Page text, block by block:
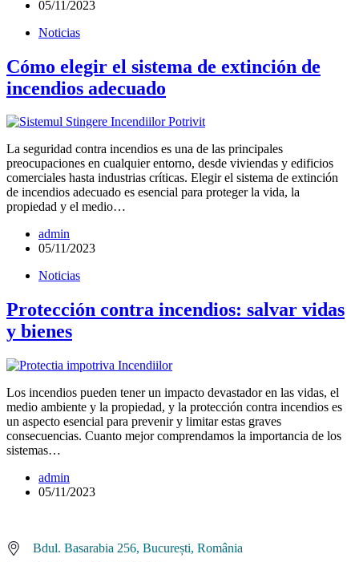
05/11/2023
Noticias
Cómo elegir el sistema de extinción de
incendios adecuado
La seguridad contra incendios es una de las principales
preocupaciones en cualquier entorno, desde viviendas y edificios
comerciales hasta industrias críticas. Elegir el sistema de extinción
de incendios adecuado es esencial para proteger la vida, la
propiedad y el medio…
admin
05/11/2023
Noticias
Protección contra incendios: salvar vidas
y bienes
Los incendios pueden tener un impacto devastador en las vidas, el
medio ambiente y la propiedad, y la protección contra incendios es
un aspecto esencial para prevenir y limitar estas graves
consecuencias. Cuanto mejor comprendamos la importancia de los
sistemas…
admin
05/11/2023
Bdul. Basarabia 256, București, România